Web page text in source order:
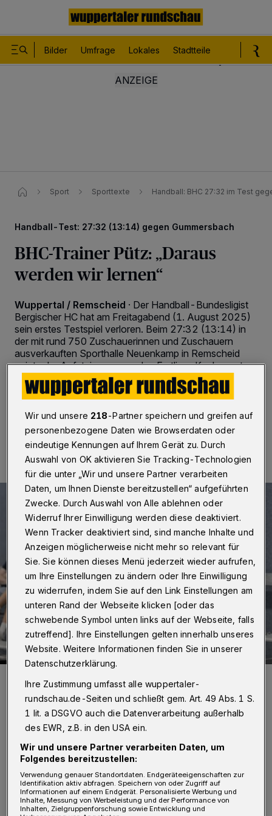
Bilder Umfrage Lokales Stadtteile
Sport Sporttexte Handball: BHC 27:32 im Test
Handball-Test: 27:32 (13:14) gegen Gummersbach
BHC-Trainer Pütz: „Daraus
werden wir lernen“
Wuppertal / Remscheid · Der Handball-Bundesligist
Bergischer HC hat am Freitagabend (1. August 2025)
sein erstes Testspiel verloren. Beim 27:32 (13:14) in
der mit rund 750 Zuschauerinnen und Zuschauern
ausverkauften Sporthalle Neuenkamp in Remscheid
zeigte der Aufsteiger gegen den Erstliga-Konkurrenten
VfL Gummersbach aber gute Ansätze.
01.08.2025 , 19:40 Uhr 2 Minuten Lesezeit
Foto: Dirk Freund
„Wir haben teilweise sehr gute Chancen
kreiert, die wir leider nicht alle reinmachen.
Das ist zu diesem Zeitpunkt aber nicht so
Wir und unsere 218-Partner speichern und greifen auf
personenbezogene Daten wie Browserdaten oder
eindeutige Kennungen auf Ihrem Gerät zu. Durch
Auswahl von OK aktivieren Sie Tracking-Technologien
für die unter „Wir und unsere Partner verarbeiten
Daten, um Ihnen Dienste bereitzustellen“ aufgeführten
Zwecke. Durch Auswahl von Alle ablehnen oder
Widerruf Ihrer Einwilligung werden diese deaktiviert.
Wenn Tracker deaktiviert sind, sind manche Inhalte und
Anzeigen möglicherweise nicht mehr so relevant für
Sie. Sie können dieses Menü jederzeit wieder aufrufen,
um Ihre Einstellungen zu ändern oder Ihre Einwilligung
zu widerrufen, indem Sie auf den Link Einstellungen am
unteren Rand der Webseite klicken [oder das
schwebende Symbol unten links auf der Webseite, falls
zutreffend]. Ihre Einstellungen gelten innerhalb unseres
Website. Weitere Informationen finden Sie in unserer
Datenschutzerklärung.
Ihre Zustimmung umfasst alle wuppertaler-
rundschau.de-Seiten und schließt gem. Art. 49 Abs. 1 S.
1 lit. a DSGVO auch die Datenverarbeitung außerhalb
des EWR, z.B. in den USA ein.
Wir und unsere Partner verarbeiten Daten, um
Folgendes bereitzustellen:
Verwendung genauer Standortdaten. Endgeräteeigenschaften zur
Identifikation aktiv abfragen. Speichern von oder Zugriff auf
Informationen auf einem Endgerät. Personalisierte Werbung und
Inhalte, Messung von Werbeleistung und der Performance von
Inhalten, Zielgruppenforschung sowie Entwicklung und